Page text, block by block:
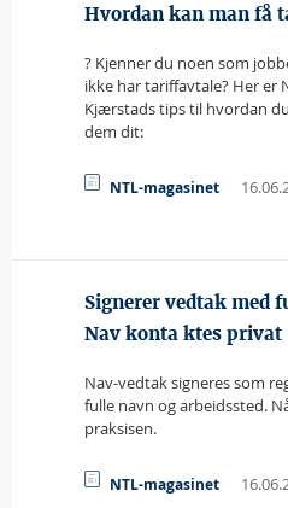
Hvordan kan man få
? Kjenner du noen som
ikke har tariffavtale? Her er
Kjærstads tips til hvordan
dem dit:
NTL-magasinet
Signerer vedtak med
Nav konta ktes privat
Nav-vedtak signeres som
fulle navn og arbeidssted.
praksisen.
NTL-magasinet